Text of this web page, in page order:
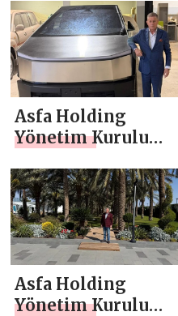
Kuruluş Yıl
Dönümü Mesajı
Asfa Holding
Yönetim Kurulu
Atasoy `dan 10
Nisan Polis Haftası
Mesajı
Asfa Holding
Yönetim Kurulu